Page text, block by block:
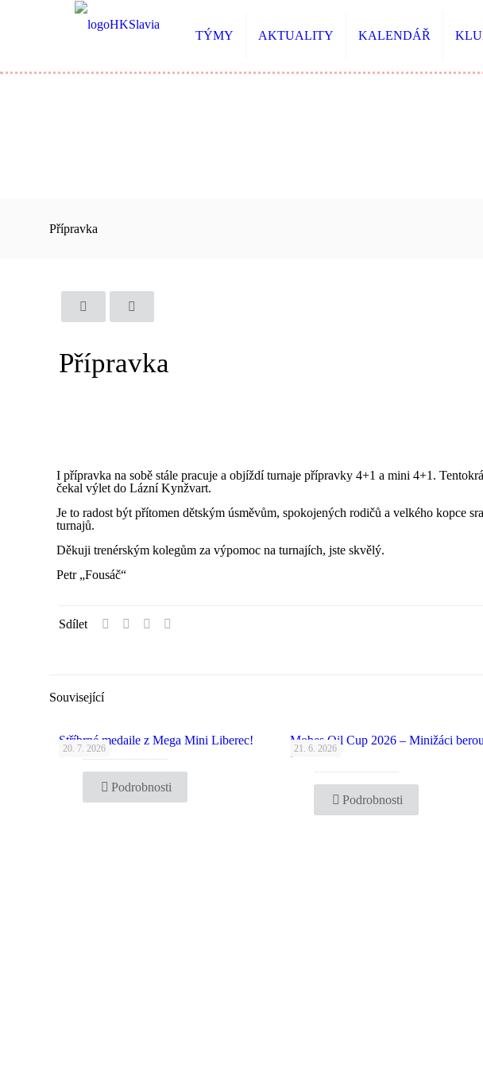
TÝMY AKTUALITY KALENDÁŘ
Přípravka
Přípravka
I přípravka na sobě stále pracuje a objíždí turnaje přípravky 4+1 a mini 4+1.
čekal výlet do Lázní Kynžvart.
Je to radost být přítomen dětským úsměvům, spokojených rodičů a velkého kopce
turnajů.
Děkuji trenérským kolegům za výpomoc na turnajích, jste skvělý.
Petr „Fousáč“
Sdílet
Související
20. 7. 2026
Stříbrné medaile z Mega Mini Liberec!
Podrobnosti
21. 6. 2026
Mobes Oil Cup 2026 – Minižáci berou
bronz!
Podrobnosti